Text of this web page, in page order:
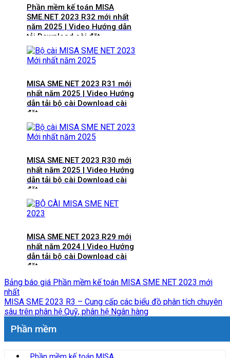
Phần mềm kế toán MISA
SME.NET 2023 R32 mới nhất
năm 2025 | Video Hướng dẫn
tải Download cài đặt
MISA SME.NET 2023 R31 mới
nhất năm 2025 | Video Hướng
dẫn tải bộ cài Download cài
đặt
MISA SME.NET 2023 R30 mới
nhất năm 2025 | Video Hướng
dẫn tải bộ cài Download cài
đặt
MISA SME.NET 2023 R29 mới
nhất năm 2024 | Video Hướng
dẫn tải bộ cài Download cài
đặt
Bảng báo giá Phần mềm kế toán MISA SME NET 2023 mới
nhất
MISA SME 2023 R3 – Cung cấp các biểu đồ phân tích chuyên
sâu trên phân hệ Quỹ, phân hệ Ngân hàng
Phần mềm